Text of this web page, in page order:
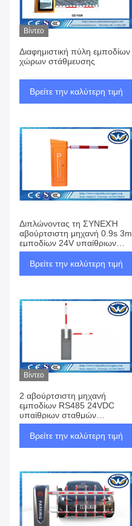
Βίντεο
Διαφημιστική πύλη εμποδίων
χώρων στάθμευσης
Βρείτε την καλύτερη τιμή
Διπλώνοντας τη ΣΥΝΕΧΉ
αβούρτσιστη μηχανή 0.9s 3m
εμποδίων 24V υπαίθριων
σταθμών αυτοκινήτων
πορτοκαλής πράσινος
Βρείτε την καλύτερη τιμή
Βίντεο
2 αβούρτσιστη μηχανή
εμποδίων RS485 24VDC
υπαίθριων σταθμών
αυτοκινήτων μηχανών
αυτόματη με το βραχίονα δύο
Βρείτε την καλύτερη τιμή